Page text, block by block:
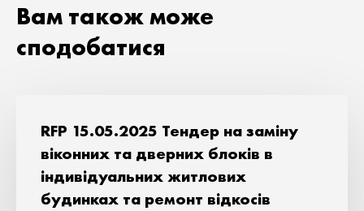
Вам також може
сподобатися
RFP 15.05.2025 Тендер на заміну
віконних та дверних блоків в
індивідуальних житлових
будинках та ремонт відкосів